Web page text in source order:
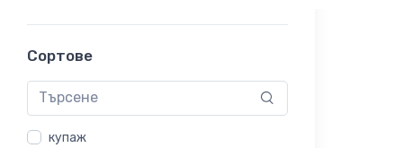
Сортове
купаж